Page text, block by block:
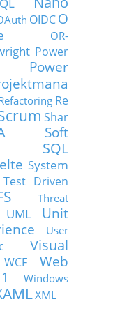
OIDCO
OR-
Power
Power
Re
Shar
Soft
SQL
System
Test Driven
Threat
UML
Unit
User
Visual
WCF
Web
Windows
XML